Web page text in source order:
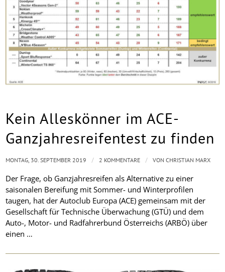
Kein Alleskönner im ACE-
Ganzjahresreifentest zu finden
Der Frage, ob Ganzjahresreifen als Alternative zu einer
saisonalen Bereifung mit Sommer- und Winterprofilen
taugen, hat der Autoclub Europa (ACE) gemeinsam mit der
Gesellschaft für Technische Überwachung (GTÜ) und dem
Auto-, Motor- und Radfahrerbund Österreichs (ARBÖ) über
einen …
MONTAG, 30. SEPTEMBER 2019 / 2 KOMMENTARE / VONCHRISTIAN MARX